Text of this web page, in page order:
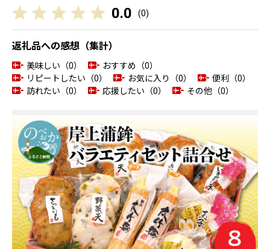
0.0 (0)
返礼品への感想（集計）
美味しい（0）
おすすめ（0）
リピートしたい（0）
お気に入り（0）
便利（0）
訪れたい（0）
応援したい（0） その他（0）